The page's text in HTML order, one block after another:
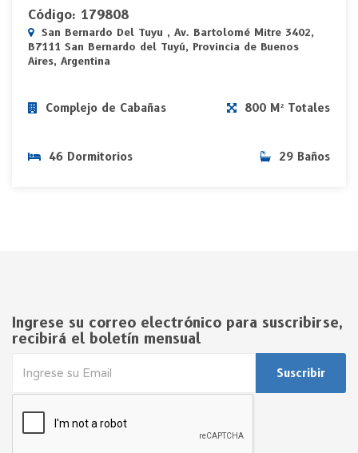
Código: 179808
San Bernardo Del Tuyu , Av. Bartolomé Mitre 3402,
B7111 San Bernardo del Tuyú, Provincia de Buenos
Aires, Argentina
Complejo de Cabañas 800 M² Totales
46 Dormitorios 29 Baños
Ingrese su correo electrónico para suscribirse,
recibirá el boletín mensual
Suscribir